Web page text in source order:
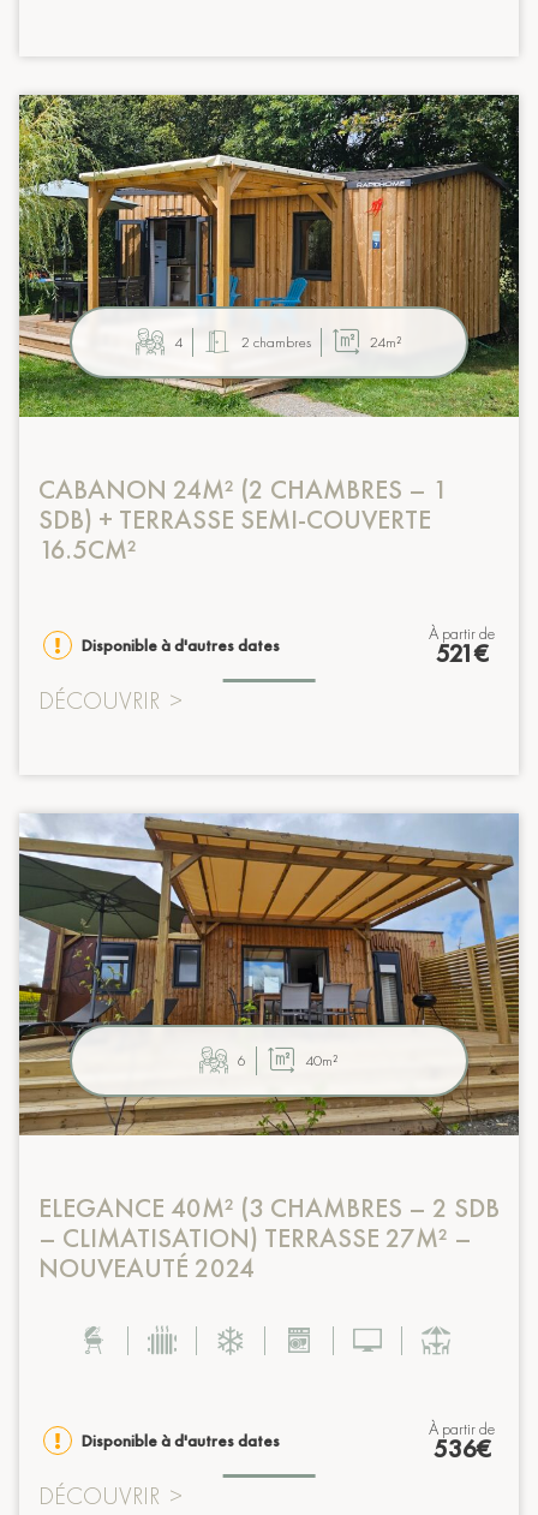
6 40m²
ELEGANCE 40M² (3 CHAMBRES – 2 SDB
– CLIMATISATION) TERRASSE 27M² –
NOUVEAUTÉ 2024
Disponible à d'autres dates
à partir de
536€
DÉCOUVRIR >
4 2 chambres 24m²
CABANON 24M² (2 CHAMBRES – 1
SDB) + TERRASSE SEMI-COUVERTE
16.5CM²
Disponible à d'autres dates
à partir de
521€
DÉCOUVRIR >